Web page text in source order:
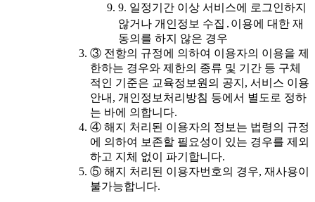
9. 일정기간 이상 서비스에 로그인하지
않거나 개인정보 수집․이용에 대한 재
동의를 하지 않은 경우
③ 전항의 규정에 의하여 이용자의 이용을 제
한하는 경우와 제한의 종류 및 기간 등 구체
적인 기준은 교육정보원의 공지, 서비스 이용
안내, 개인정보처리방침 등에서 별도로 정하
는 바에 의합니다.
④ 해지 처리된 이용자의 정보는 법령의 규정
에 의하여 보존할 필요성이 있는 경우를 제외
하고 지체 없이 파기합니다.
⑤ 해지 처리된 이용자번호의 경우, 재사용이
불가능합니다.